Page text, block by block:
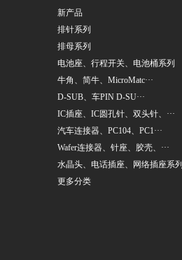
新产品
排针系列
排母系列
电池座、行程开关、电池桶系列
牛角、简牛、MicroMatc···
D-SUB、车PIN D-SU···
IC插座、IC圆孔针、双头针、···
汽车连接器、PC104、PC1···
Wafer连接器、针座、胶壳、···
水晶头、电话插座、网络插座系列
更多分类